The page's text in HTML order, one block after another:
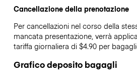
Cancellazione della prenotazione
Per cancellazioni nel corso della
mancata presentazione, verrà
tariffa giornaliera di $4.90 per
Grafico deposito bagagli